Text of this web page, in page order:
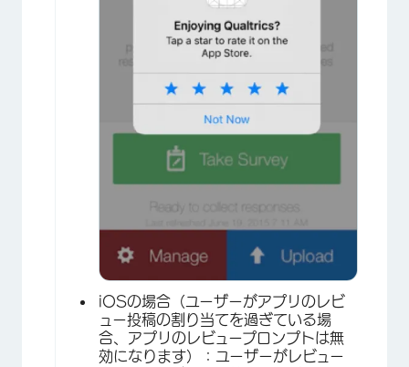
iOSの場合（ユーザーがアプリのレビ
ュー投稿の割り当てを過ぎている場
合、アプリのレビュープロンプトは無
効になります）：ユーザーがレビュー